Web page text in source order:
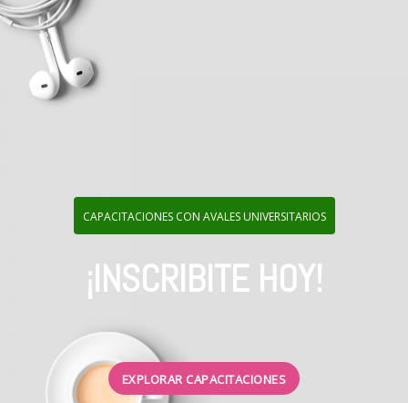
CAPACITACIONES CON AVALES UNIVERSITARIOS
¡INSCRIBITE HOY!
EXPLORAR CAPACITACIONES